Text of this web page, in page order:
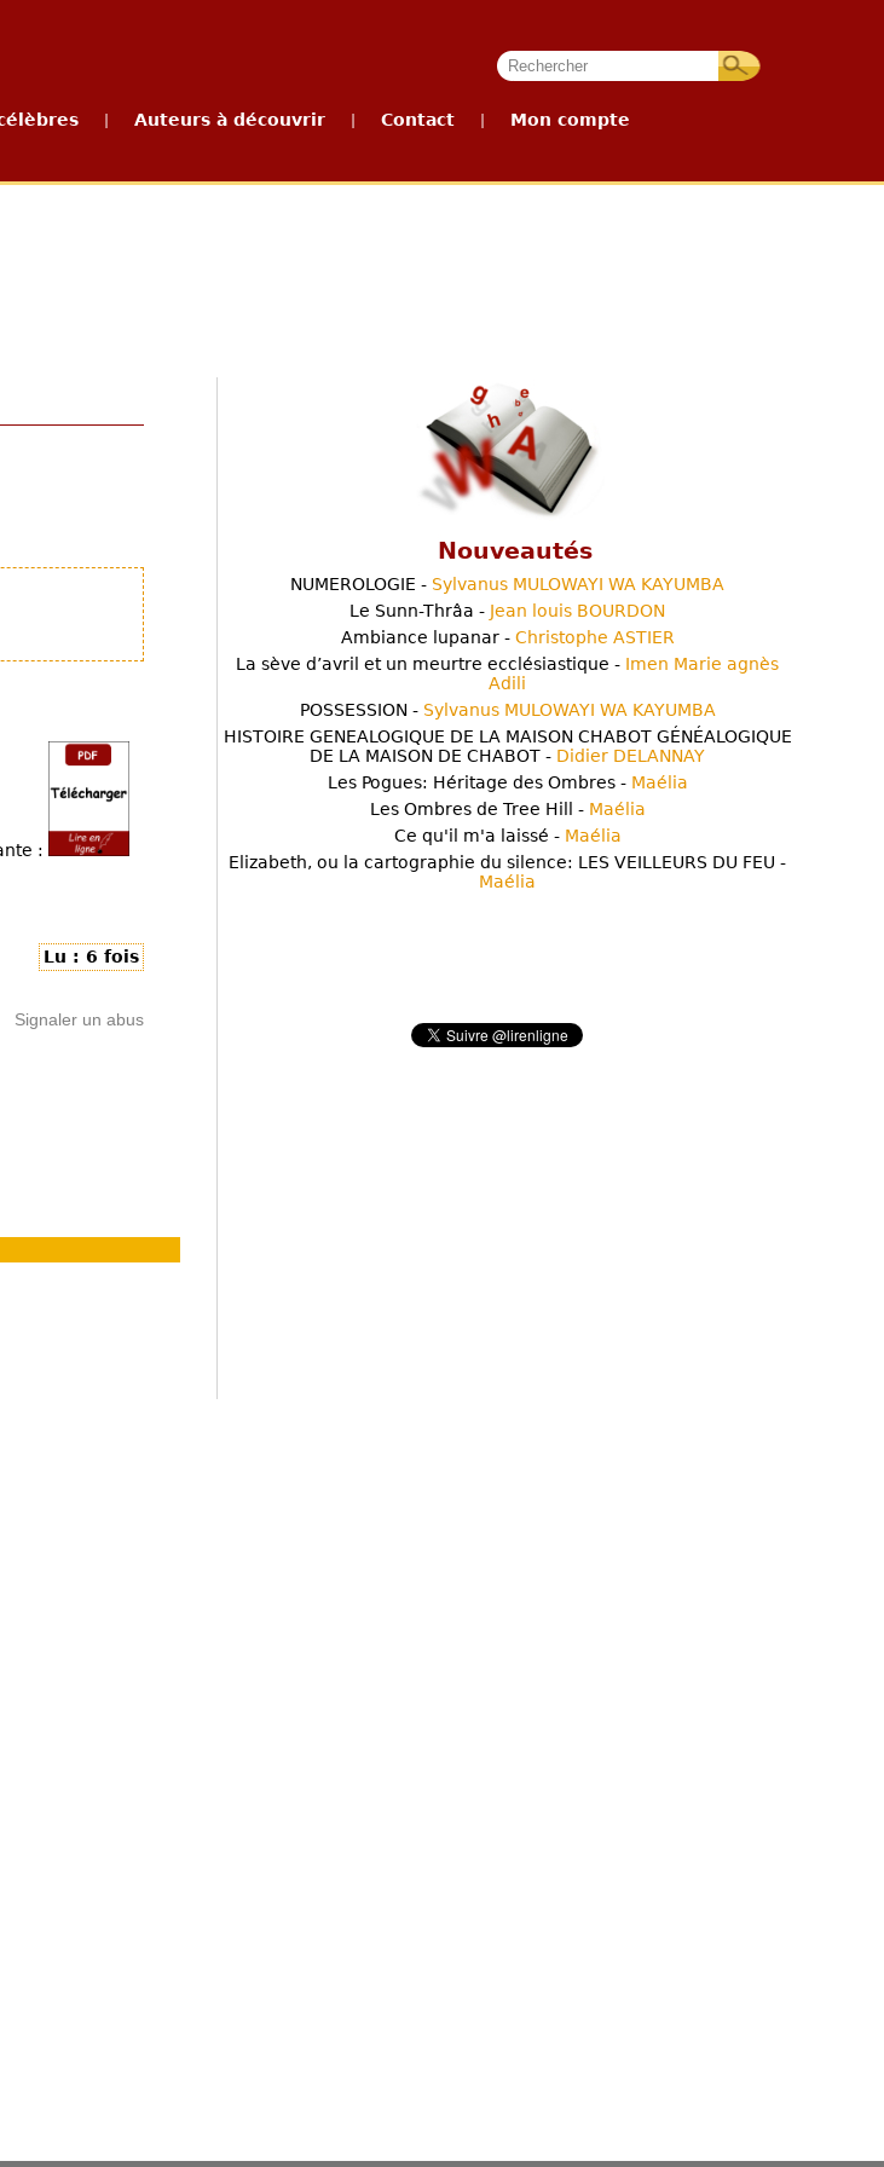
Auteurs à découvrir Contact Mon compte
:
Lu : 6 fois
Signaler un abus
Nouveautés
NUMEROLOGIE - Sylvanus MULOWAYI WA KAYUMBA
Le Sunn-Thrâa - Jean louis BOURDON
Ambiance lupanar - Christophe ASTIER
La sève d’avril et un meurtre ecclésiastique - Imen Marie agnès
Adili
POSSESSION - Sylvanus MULOWAYI WA KAYUMBA
HISTOIRE GENEALOGIQUE DE LA MAISON CHABOT GÉNÉALOGIQUE
DE LA MAISON DE CHABOT - Didier DELANNAY
Les Pogues: Héritage des Ombres - Maélia
Les Ombres de Tree Hill - Maélia
Ce qu'il m'a laissé - Maélia
Elizabeth, ou la cartographie du silence: LES VEILLEURS DU FEU -
Maélia